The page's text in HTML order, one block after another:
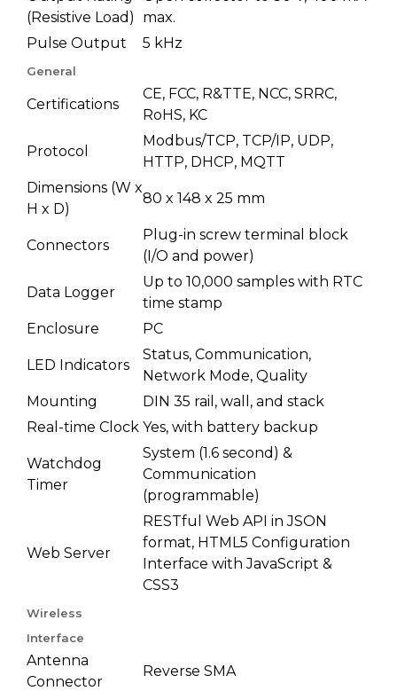
(Resistive Load)
max.
Pulse Output
5 kHz
General
Certifications
CE, FCC, R&TTE, NCC, SRRC,
RoHS, KC
Protocol
Modbus/TCP, TCP/IP, UDP,
HTTP, DHCP, MQTT
Dimensions (W x
H x D)
80 x 148 x 25 mm
Connectors
Plug-in screw terminal block
(I/O and power)
Data Logger
Up to 10,000 samples with RTC
time stamp
Enclosure
PC
LED Indicators
Status, Communication,
Network Mode, Quality
Mounting
DIN 35 rail, wall, and stack
Real-time Clock Yes, with battery backup
Watchdog
Timer
System (1.6 second) &
Communication
(programmable)
Web Server
RESTful Web API in JSON
format, HTML5 Configuration
Interface with JavaScript &
CSS3
Wireless
Interface
Antenna
Connector
Reverse SMA